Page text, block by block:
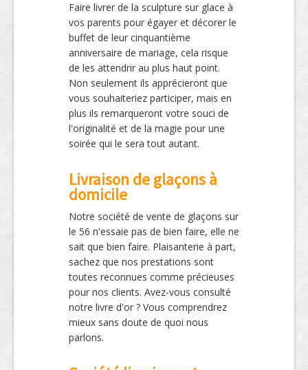
Faire livrer de la sculpture sur glace à
vos parents pour égayer et décorer le
buffet de leur cinquantième
anniversaire de mariage, cela risque
de les attendrir au plus haut point.
Non seulement ils apprécieront que
vous souhaiteriez participer, mais en
plus ils remarqueront votre souci de
l'originalité et de la magie pour une
soirée qui le sera tout autant.
Livraison de glaçons à
domicile
Notre société de vente de glaçons sur
le 56 n'essaie pas de bien faire, elle ne
sait que bien faire. Plaisanterie à part,
sachez que nos prestations sont
toutes reconnues comme précieuses
pour nos clients. Avez-vous consulté
notre livre d'or ? Vous comprendrez
mieux sans doute de quoi nous
parlons.